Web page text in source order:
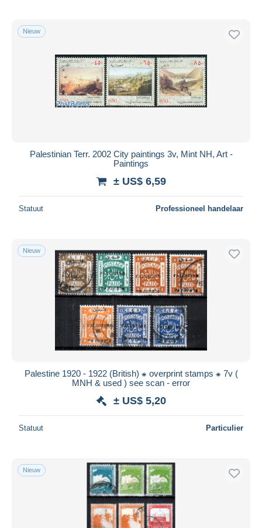
Gratis levering
PayPal
Bankoverschrijving
Visa
Woonplaats van de verkoper
Toepassen
Nieuw
Palestinian Terr. 2002 City paintings 3v, Mint NH, Art -
Paintings
± US$ 6,59
Statuut Professioneel handelaar
Nieuw
Palestine 1920 - 1922 (British) ⁕ overprint stamps ⁕ 7v (
MNH & used ) see scan - error
± US$ 5,20
Statuut Particulier
Nieuw